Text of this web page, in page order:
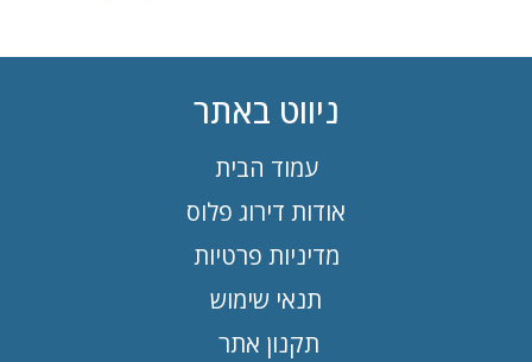
ניווט באתר
עמוד הבית
אודות דירוג פלוס
מדיניות פרטיות
תנאי שימוש
תקנון אתר